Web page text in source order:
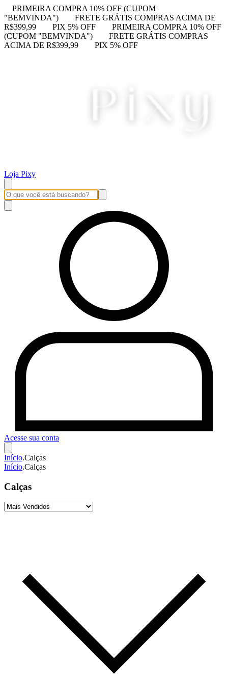
PRIMEIRA COMPRA 10% OFF (CUPOM
"BEMVINDA")
FRETE GRÁTIS COMPRAS ACIMA DE
R$399,99
PIX 5% OFF
PRIMEIRA COMPRA 10% OFF
(CUPOM "BEMVINDA")
FRETE GRÁTIS COMPRAS
ACIMA DE R$399,99
PIX 5% OFF
Loja Pixy
Acesse sua conta
Início.Calças
Início.Calças
Calças